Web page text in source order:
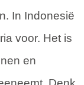
In Indonesië
voor. Het is
en